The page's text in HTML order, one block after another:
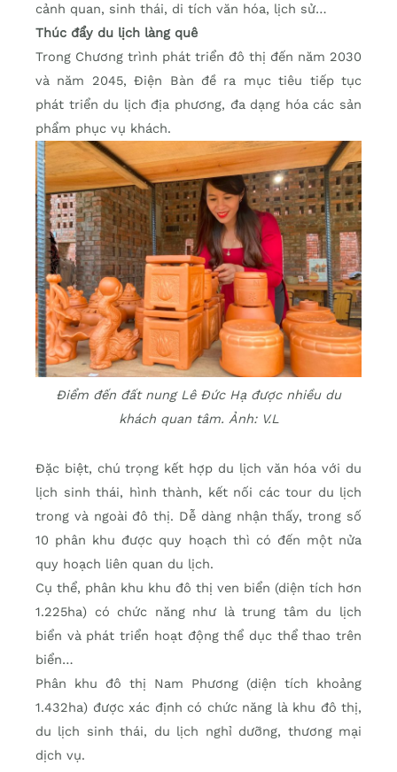
cảnh quan, sinh thái, di tích văn hóa, lịch sử…
Thúc đẩy du lịch làng quê
Trong Chương trình phát triển đô thị đến năm 2030
và năm 2045, Điện Bàn đề ra mục tiêu tiếp tục
phát triển du lịch địa phương, đa dạng hóa các sản
phẩm phục vụ khách.
Điểm đến đất nung Lê Đức Hạ được nhiều du
khách quan tâm. Ảnh: V.L
Đặc biệt, chú trọng kết hợp du lịch văn hóa với du
lịch sinh thái, hình thành, kết nối các tour du lịch
trong và ngoài đô thị. Dễ dàng nhận thấy, trong số
10 phân khu được quy hoạch thì có đến một nửa
quy hoạch liên quan du lịch.
Cụ thể, phân khu khu đô thị ven biển (diện tích hơn
1.225ha) có chức năng như là trung tâm du lịch
biển và phát triển hoạt động thể dục thể thao trên
biển…
Phân khu đô thị Nam Phương (diện tích khoảng
1.432ha) được xác định có chức năng là khu đô thị,
du lịch sinh thái, du lịch nghỉ dưỡng, thương mại
dịch vụ.